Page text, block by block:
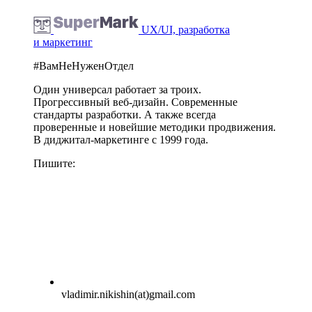
UX/UI, разработка
и маркетинг
#ВамНеНуженОтдел
Один универсал работает за троих.
Прогрессивный веб-дизайн. Современные
стандарты разработки. А также всегда
проверенные и новейшие методики продвижения.
В диджитал-маркетинге с 1999 года.
Пишите:
vladimir.nikishin(at)gmail.com